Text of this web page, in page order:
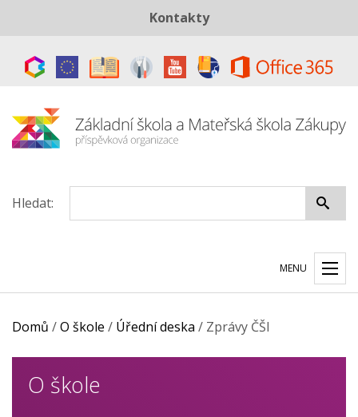
Kontakty
Datová schránka:ye8cp64
Hledat:
MENU
Domů /O škole / Úřední deska / Zprávy ČŠI
O škole